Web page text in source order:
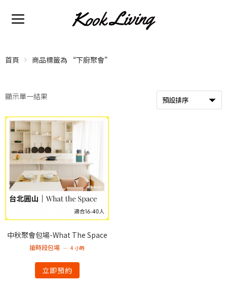
首頁 商品標籤為 “下廚聚會”
顯示單一結果
中秋聚會包場-What The Space
搶時段包場 4 小時
立即預約